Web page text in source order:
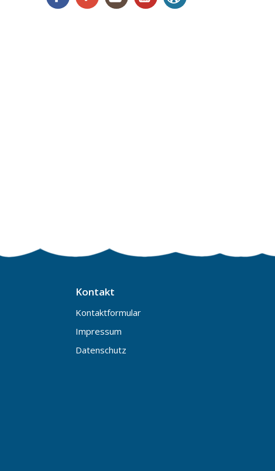
Kontakt
Kontaktformular
Impressum
Datenschutz